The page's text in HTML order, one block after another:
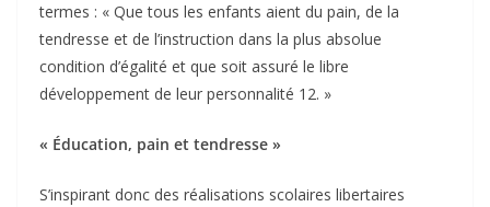
termes : « Que tous les enfants aient du pain, de la
tendresse et de l’instruction dans la plus absolue
condition d’égalité et que soit assuré le libre
développement de leur personnalité 12. »
« Éducation, pain et tendresse »
S’inspirant donc des réalisations scolaires libertaires